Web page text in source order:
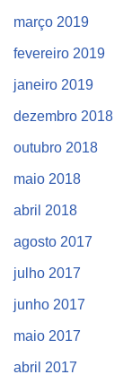
março 2019
fevereiro 2019
janeiro 2019
dezembro 2018
outubro 2018
maio 2018
abril 2018
agosto 2017
julho 2017
junho 2017
maio 2017
abril 2017